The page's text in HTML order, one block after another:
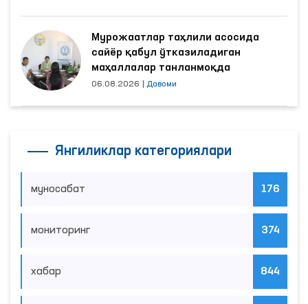
Мурожаатлар таҳлили асосида
сайёр қабул ўтказиладиган
маҳаллалар танланмоқда
06.08.2026 Давоми
Янгиликлар категориялари
муносабат 176
мониторинг 374
хабар 844